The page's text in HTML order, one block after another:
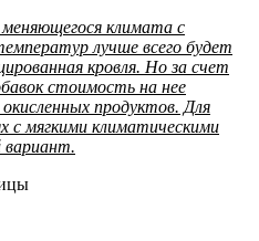
меняющегося климата с
лучше всего будет
кровля. Но за счет
стоимость на нее
продуктов. Для
с мягкими климатическими
вариант.